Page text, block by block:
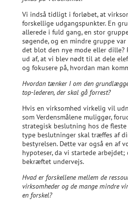
Vi indså tidligt i forløbet, at
forskellige udgangspunkter. En
allerede i fuld gang, en stor
søgende, og en mindre gruppe
det blot den nye mode eller dille?
ud af, at vi blev nødt til at dele
og fokusere på, hvordan man
Hvordan tænker I om den
top-lederen, der skal gå forrest?
Hvis en virksomhed virkelig vil
som Verdensmålene muliggør,
strategisk beslutning hos de fleste
type beslutninger skal træffes af
bestyrelsen. Dette var også en af
hypoteser, da vi startede
bekræftet undervejs.
Hvad er forskellene mellem de
virksomheder og de mange mindre
en forskel?